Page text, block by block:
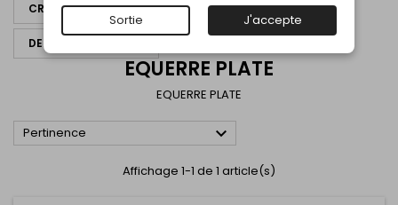
CRÉER UN DEVIS À PARTIR DE CE PANIER
DEMANDER UN DEVIS
EQUERRE PLATE
EQUERRE PLATE
Pertinence 
Affichage 1-1 de 1 article(s)
Sortie J'accepte